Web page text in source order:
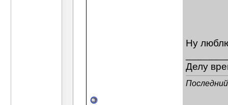
Ну
Делу